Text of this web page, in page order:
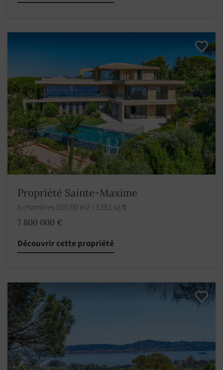
Propriété Sainte-Maxime
5 chambres 500.00 m2 / 5382 sq ft
7 800 000 €
Découvrir cette propriété